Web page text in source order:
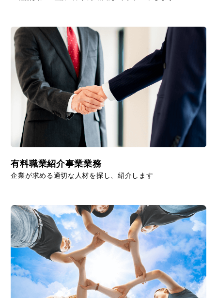
有料職業紹介事業業務
企業が求める適切な人材を探し、紹介します